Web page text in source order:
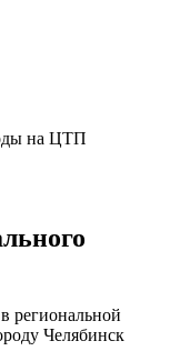
на ЦТП
региональной
Челябинск